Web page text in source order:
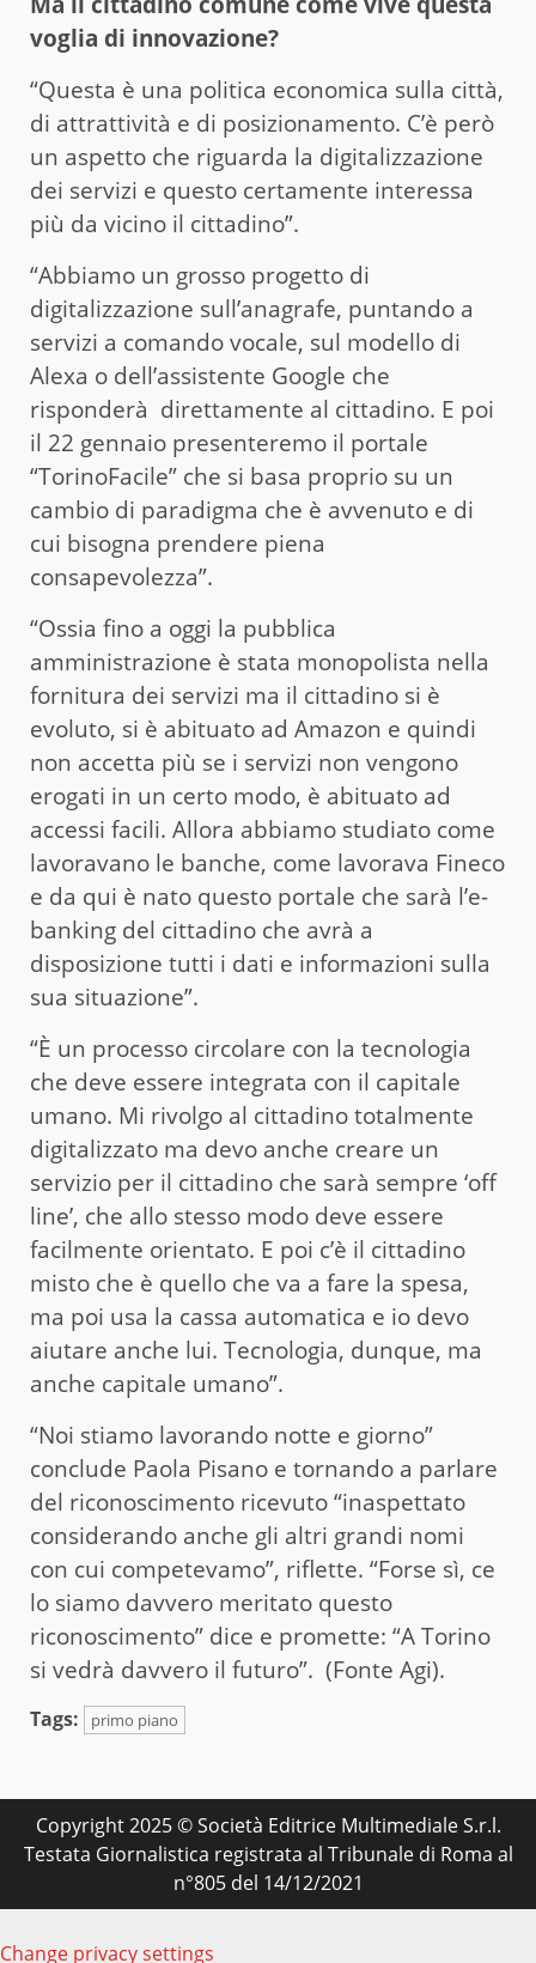
voglia di innovazione?
“Questa è una politica economica sulla città,
di attrattività e di posizionamento. C’è però
un aspetto che riguarda la digitalizzazione
dei servizi e questo certamente interessa
più da vicino il cittadino”.
“Abbiamo un grosso progetto di
digitalizzazione sull’anagrafe, puntando a
servizi a comando vocale, sul modello di
Alexa o dell’assistente Google che
risponderà direttamente al cittadino. E poi
il 22 gennaio presenteremo il portale
“TorinoFacile” che si basa proprio su un
cambio di paradigma che è avvenuto e di
cui bisogna prendere piena
consapevolezza”.
“Ossia fino a oggi la pubblica
amministrazione è stata monopolista nella
fornitura dei servizi ma il cittadino si è
evoluto, si è abituato ad Amazon e quindi
non accetta più se i servizi non vengono
erogati in un certo modo, è abituato ad
accessi facili. Allora abbiamo studiato come
lavoravano le banche, come lavorava Fineco
e da qui è nato questo portale che sarà l’e-
banking del cittadino che avrà a
disposizione tutti i dati e informazioni sulla
sua situazione”.
“È un processo circolare con la tecnologia
che deve essere integrata con il capitale
umano. Mi rivolgo al cittadino totalmente
digitalizzato ma devo anche creare un
servizio per il cittadino che sarà sempre ‘off
line’, che allo stesso modo deve essere
facilmente orientato. E poi c’è il cittadino
misto che è quello che va a fare la spesa,
ma poi usa la cassa automatica e io devo
aiutare anche lui. Tecnologia, dunque, ma
anche capitale umano”.
“Noi stiamo lavorando notte e giorno”
conclude Paola Pisano e tornando a parlare
del riconoscimento ricevuto “inaspettato
considerando anche gli altri grandi nomi
con cui competevamo”, riflette. “Forse sì, ce
lo siamo davvero meritato questo
riconoscimento” dice e promette: “A Torino
si vedrà davvero il futuro”. (Fonte Agi).
Tags: primo piano
Copyright 2025 © Società Editrice Multimediale S.r.l.
Testata Giornalistica registrata al Tribunale di Roma al
n°805 del 14/12/2021
Change privacy settings